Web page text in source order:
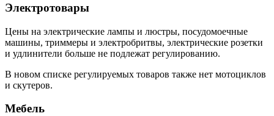
Электротовары
Цены на электрические лампы и люстры, посудомоечные
машины, триммеры и электробритвы, электрические розетки
и удлинители больше не подлежат регулированию.
В новом списке регулируемых товаров также нет мотоциклов
и скутеров.
Мебель